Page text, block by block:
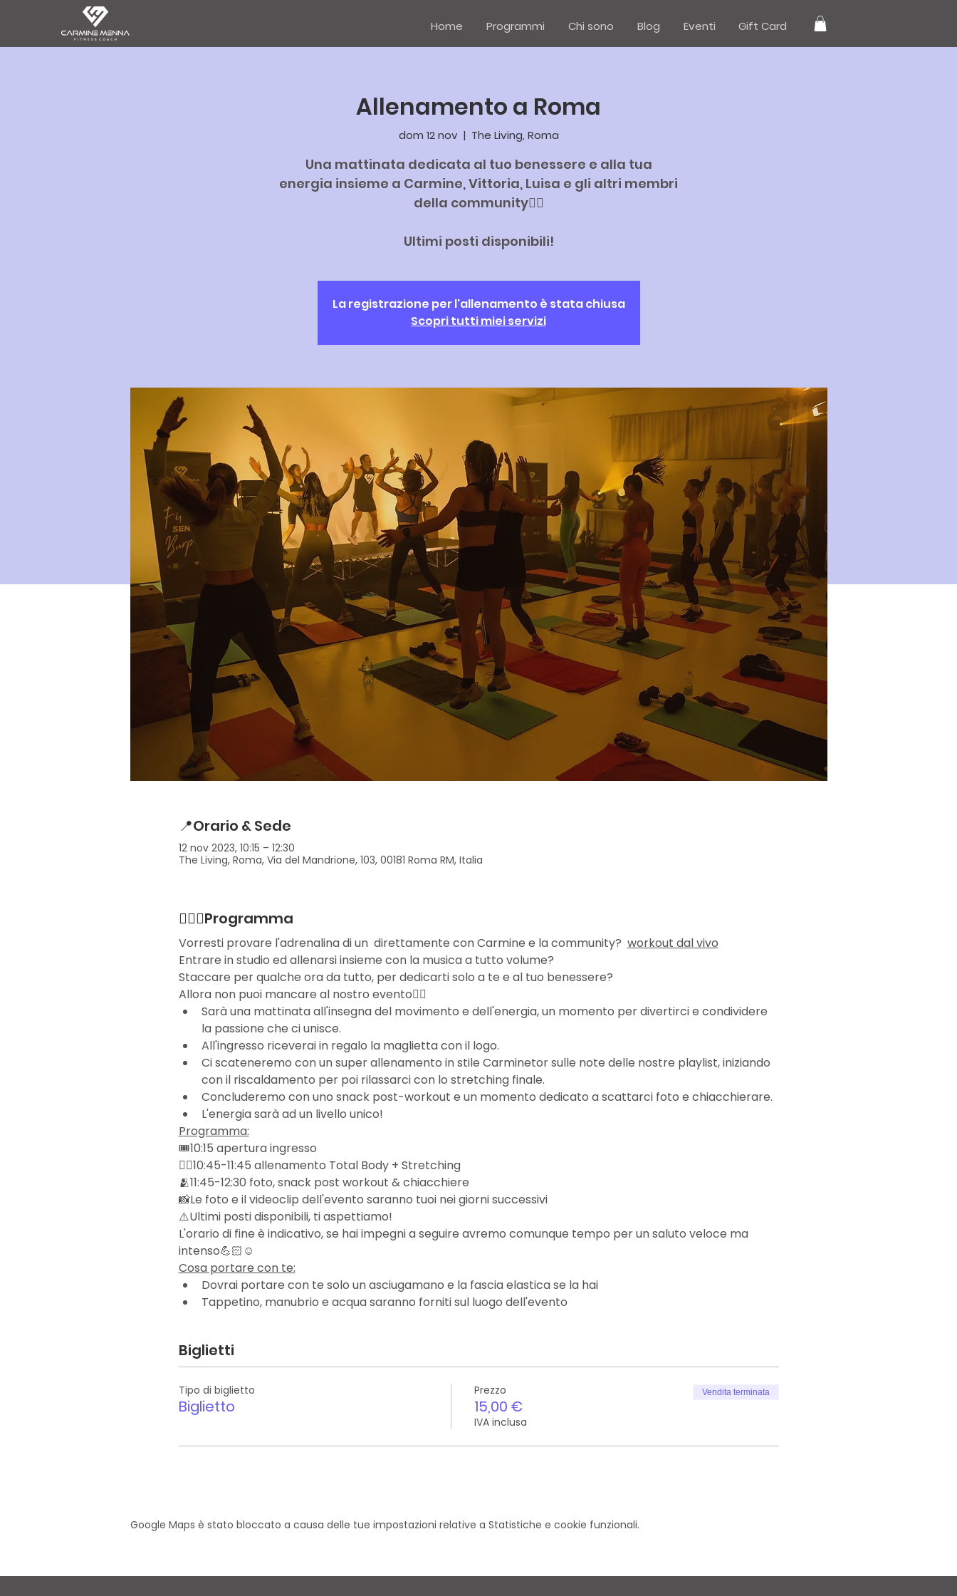
Home Programmi Chi sono Blog Eventi Gift Card
Allenamento a Roma
dom 12 nov
  |
The Living, Roma
Una mattinata dedicata al tuo benessere e alla tua
energia insieme a Carmine, Vittoria, Luisa e gli altri membri
della community❤️‍🔥
Ultimi posti disponibili!
La registrazione per l'allenamento è stata chiusa
Scopri tutti miei servizi
📍Orario & Sede
12 nov 2023, 10:15 – 12:30
The Living, Roma, Via del Mandrione, 103, 00181 Roma RM, Italia
🏋🏻‍♀️Programma
Vorresti provare l'adrenalina di un direttamente con Carmine e la community? workout dal vivo
Entrare in studio ed allenarsi insieme con la musica a tutto volume?
Staccare per qualche ora da tutto, per dedicarti solo a te e al tuo benessere?
Allora non puoi mancare al nostro evento👇🏻
Sarà una mattinata all'insegna del movimento e dell'energia, un momento per divertirci e condividere
la passione che ci unisce.
All'ingresso riceverai in regalo la maglietta con il logo.
Ci scateneremo con un super allenamento in stile Carminetor sulle note delle nostre playlist, iniziando
con il riscaldamento per poi rilassarci con lo stretching finale.
Concluderemo con uno snack post-workout e un momento dedicato a scattarci foto e chiacchierare.
​L'energia sarà ad un livello unico!
Programma:
🎟️10:15 apertura ingresso
❤️‍🔥10:45-11:45 allenamento Total Body + Stretching
🫂11:45-12:30 foto, snack post workout & chiacchiere
📸Le foto e il videoclip dell'evento saranno tuoi nei giorni successivi
​⚠️Ultimi posti disponibili, ti aspettiamo!
L'orario di fine è indicativo, se hai impegni a seguire avremo comunque tempo per un saluto veloce ma
intenso💪🏻☺️
Cosa portare con te:
Dovrai portare con te solo un asciugamano e la fascia elastica se la hai
Tappetino, manubrio e acqua saranno forniti sul luogo dell'evento
Biglietti
Tipo di biglietto
Biglietto
Prezzo
15,00 €
IVA inclusa
Vendita terminata
Google Maps è stato bloccato a causa delle tue impostazioni relative a Statistiche e cookie funzionali.